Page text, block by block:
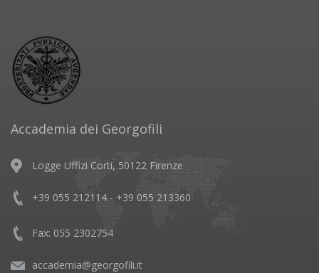
Accademia dei Georgofili
Logge Uffizi Corti, 50122 Firenze
+39 055 212114 - +39 055 213360
Fax: 055 2302754
accademia@georgofili.it